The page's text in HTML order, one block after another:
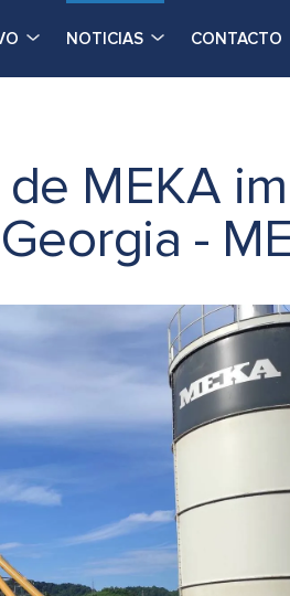
NOTICIAS CONTACTO
MEKA
-